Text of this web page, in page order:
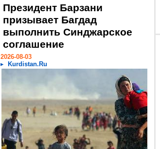
Президент Барзани
призывает Багдад
выполнить Синджарское
соглашение
2026-08-03
Kurdistan.Ru